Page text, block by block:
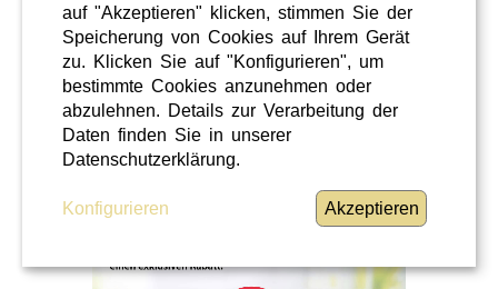
28 / 02 / 2026
Hörcafe
Hörcafe
auf "Akzeptieren" klicken, stimmen Sie der
Speicherung von Cookies auf Ihrem Gerät
zu. Klicken Sie auf "Konfigurieren", um
bestimmte Cookies anzunehmen oder
abzulehnen. Details zur Verarbeitung der
Daten finden Sie in unserer
Datenschutzerklärung.
Konfigurieren Akzeptieren